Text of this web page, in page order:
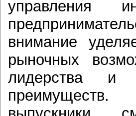
управления
внимание
рыночных
лидерства и